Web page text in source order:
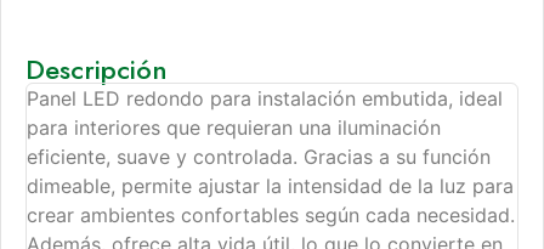
Descripción
Panel LED redondo para instalación embutida, ideal
para interiores que requieran una iluminación
eficiente, suave y controlada. Gracias a su función
dimeable, permite ajustar la intensidad de la luz para
crear ambientes confortables según cada necesidad.